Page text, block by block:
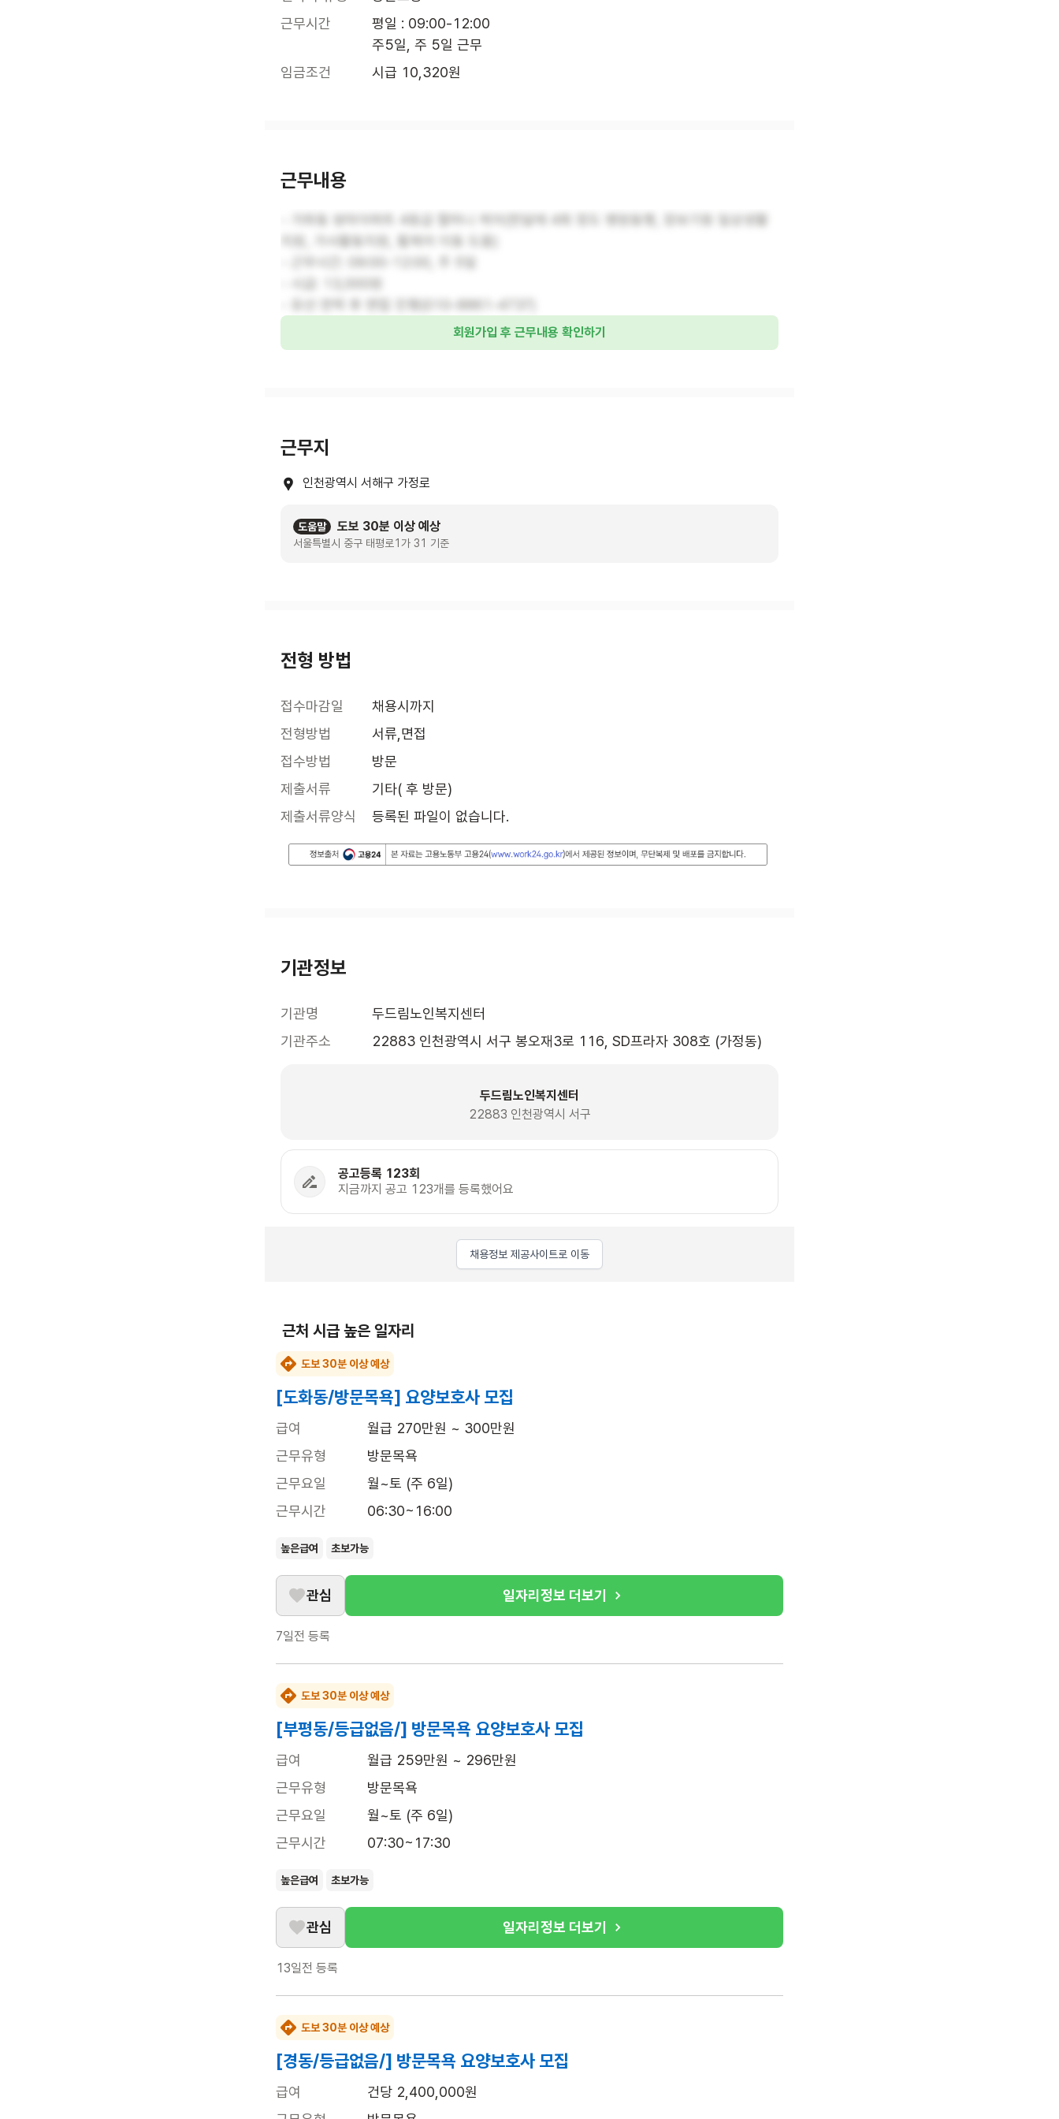
근무시간
평일 : 09:00-12:00
주5일, 주 5일 근무
임금조건
시급 10,320원
근무내용
회원가입 후 근무내용 확인하기
근무지
인천광역시 서해구 가정로
도움말 도보 30분 이상 예상
서울특별시 중구 태평로1가 31 기준
전형 방법
접수마감일
채용시까지
전형방법
서류,면접
접수방법
방문
제출서류
기타( 후 방문)
제출서류양식
등록된 파일이 없습니다.
기관정보
기관명
두드림노인복지센터
기관주소
22883 인천광역시 서구 봉오재3로 116, SD프라자 308호 (가정동)
두드림노인복지센터
22883 인천광역시 서구
공고등록 123회
지금까지 공고 123개를 등록했어요
채용정보 제공사이트로 이동
근처 시급 높은 일자리
도보 30분 이상 예상
[도화동/방문목욕] 요양보호사 모집
급여
월급 270만원 ~ 300만원
근무유형
방문목욕
근무요일
월~토 (주 6일)
근무시간
06:30~16:00
높은급여 초보가능
관심 일자리정보 더보기
7일전 등록
도보 30분 이상 예상
[부평동/등급없음/] 방문목욕 요양보호사 모집
급여
월급 259만원 ~ 296만원
근무유형
방문목욕
근무요일
월~토 (주 6일)
근무시간
07:30~17:30
높은급여 초보가능
관심 일자리정보 더보기
13일전 등록
도보 30분 이상 예상
[경동/등급없음/] 방문목욕 요양보호사 모집
급여
건당 2,400,000원